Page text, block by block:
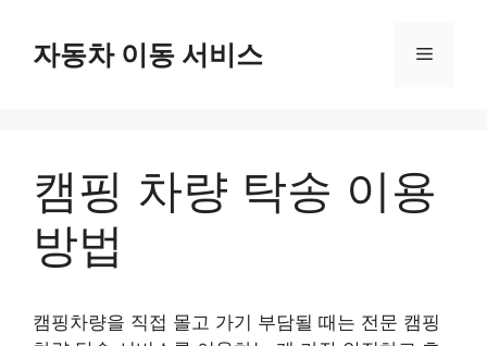
자동차 이동 서비스 메
캠핑 차량 탁송 이용
방법
캠핑차량을 직접 몰고 가기 부담될 때는 전문 캠핑